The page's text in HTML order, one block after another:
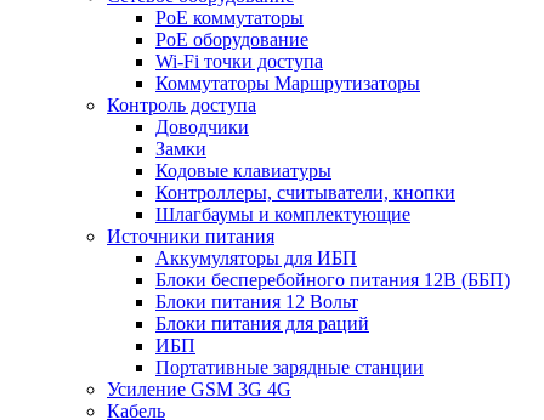
PoE коммутаторы
PoE оборудование
Wi-Fi точки доступа
Коммутаторы Маршрутизаторы
Контроль доступа
Доводчики
Замки
Кодовые клавиатуры
Контроллеры, считыватели, кнопки
Шлагбаумы и комплектующие
Источники питания
Аккумуляторы для ИБП
Блоки бесперебойного питания 12В (ББП)
Блоки питания 12 Вольт
Блоки питания для раций
ИБП
Портативные зарядные станции
Усиление GSM 3G 4G
Кабель